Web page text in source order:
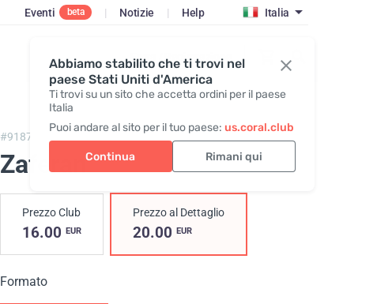
Abbiamo stabilito che ti trovi nel
paese Stati Uniti d'America
Ti trovi su un sito che accetta ordini per il paese
Italia
Puoi andare al sito per il tuo paese: us.coral.club
Continua Rimani qui
Eventi beta | Notizie | Help Italia
Entra / Registrazione
#91873,
Zaferan
Prezzo Club
16.00 EUR
Prezzo al Dettaglio
20.00 EUR
Formato